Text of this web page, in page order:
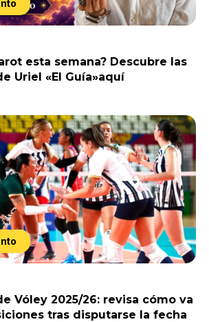
esta semana? Descubre las
Uriel «El Guía»aquí
Vóley 2025/26: revisa cómo va
tras disputarse la fecha